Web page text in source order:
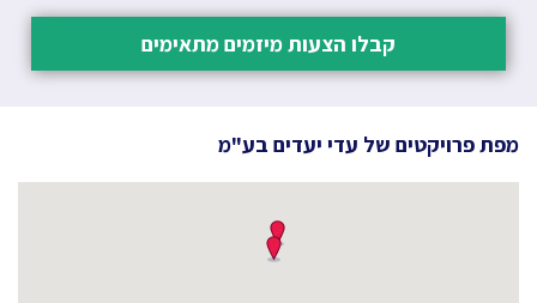
קבלו הצעות מיזמים מתאימים
מפת פרויקטים של עדי יעדים בע"מ